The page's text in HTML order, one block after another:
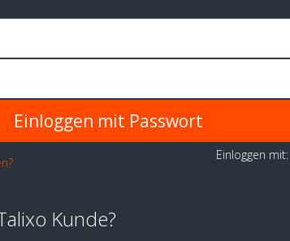
Einloggen
Kunde?